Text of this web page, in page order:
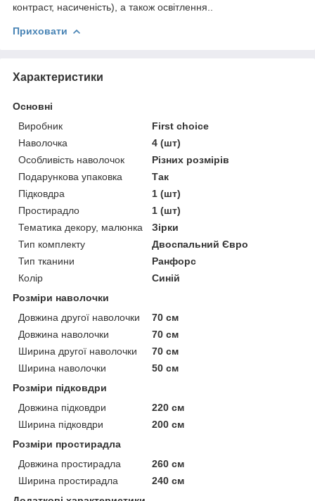
контраст, насиченість), а також освітлення..
Приховати
Характеристики
Основні
Виробник
First choice
Наволочка
4 (шт)
Особливість наволочок
Різних розмірів
Подарункова упаковка
Так
Підковдра
1 (шт)
Простирадло
1 (шт)
Тематика декору, малюнка
Зірки
Тип комплекту
Двоспальний Євро
Тип тканини
Ранфорс
Колір
Синій
Розміри наволочки
Довжина другої наволочки
70 см
Довжина наволочки
70 см
Ширина другої наволочки
70 см
Ширина наволочки
50 см
Розміри підковдри
Довжина підковдри
220 см
Ширина підковдри
200 см
Розміри простирадла
Довжина простирадла
260 см
Ширина простирадла
240 см